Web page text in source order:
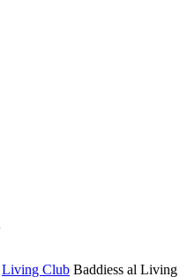
Living Club Baddiess al Living